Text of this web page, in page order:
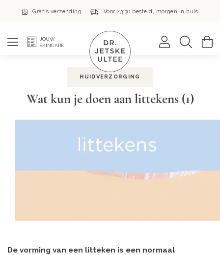
Gratis verzending Voor 23:30 besteld, morgen in huis
Zoek
JOUW
SKINCARE
HUIDVERZORGING
Wat kun je doen aan littekens (1)
De vorming van een litteken is een normaal